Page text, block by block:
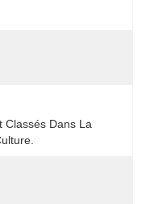
Classés Dans La